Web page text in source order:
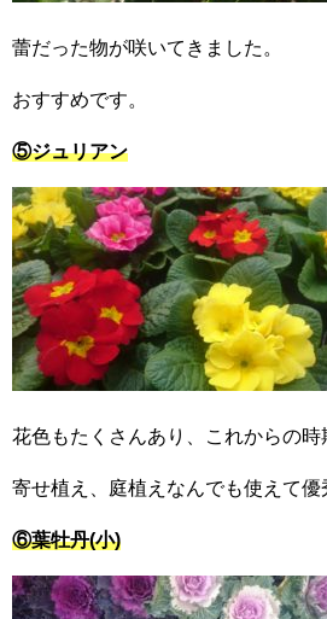
蕾だった物が咲いてきました。
おすすめです。
⑤ジュリアン
花色もたくさんあり、これからの時
寄せ植え、庭植えなんでも使えて優
⑥葉牡丹(小)